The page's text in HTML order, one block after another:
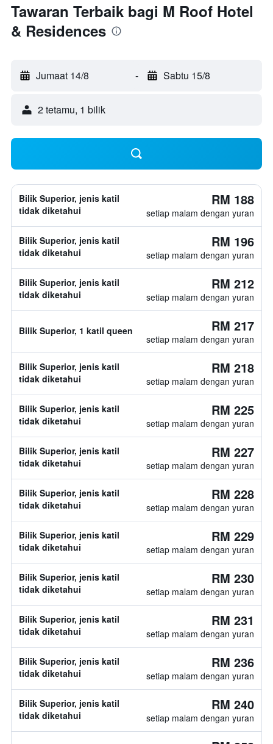
Tawaran Terbaik bagi M Roof Hotel
& Residences
Jumaat 14/8 - Sabtu 15/8
2 tetamu, 1 bilik
Bilik Superior, jenis katil
tidak diketahui
RM 188
setiap malam dengan yuran
Bilik Superior, jenis katil
tidak diketahui
RM 196
setiap malam dengan yuran
Bilik Superior, jenis katil
tidak diketahui
RM 212
setiap malam dengan yuran
Bilik Superior, 1 katil queen RM 217
setiap malam dengan yuran
Bilik Superior, jenis katil
tidak diketahui
RM 218
setiap malam dengan yuran
Bilik Superior, jenis katil
tidak diketahui
RM 225
setiap malam dengan yuran
Bilik Superior, jenis katil
tidak diketahui
RM 227
setiap malam dengan yuran
Bilik Superior, jenis katil
tidak diketahui
RM 228
setiap malam dengan yuran
Bilik Superior, jenis katil
tidak diketahui
RM 229
setiap malam dengan yuran
Bilik Superior, jenis katil
tidak diketahui
RM 230
setiap malam dengan yuran
Bilik Superior, jenis katil
tidak diketahui
RM 231
setiap malam dengan yuran
Bilik Superior, jenis katil
tidak diketahui
RM 236
setiap malam dengan yuran
Bilik Superior, jenis katil
tidak diketahui
RM 240
setiap malam dengan yuran